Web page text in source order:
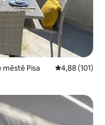
městě Pisa Průměrné
4,88 (101)